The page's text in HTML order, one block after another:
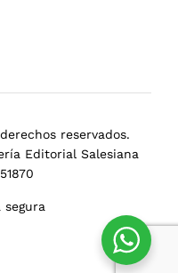
reservados.
Editorial Salesiana
segura